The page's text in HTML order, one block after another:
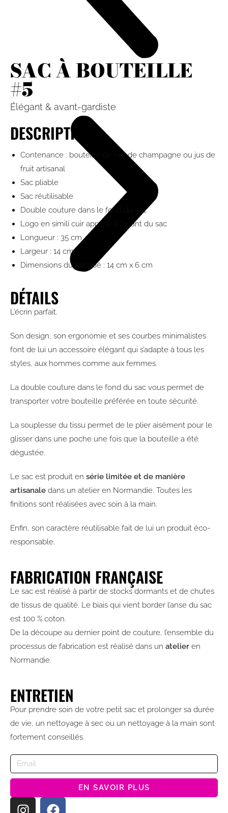
SAC À BOUTEILLE
#5
Élégant & avant-gardiste
DESCRIPTION
Contenance : bouteille de vin, de champagne ou jus de
fruit artisanal
Sac pliable
Sac réutilisable
Double couture dans le fond du sac
Logo en simili cuir apposé à l’avant du sac
Longueur : 35 cm
Largeur : 14 cm
Dimensions du sac plié : 14 cm x 6 cm
DÉTAILS
L’écrin parfait.
Son design, son ergonomie et ses courbes minimalistes
font de lui un accessoire élégant qui s’adapte à tous les
styles, aux hommes comme aux femmes.
La double couture dans le fond du sac vous permet de
transporter votre bouteille préférée en toute sécurité.
La souplesse du tissu permet de le plier aisément pour le
glisser dans une poche une fois que la bouteille a été
dégustée.
Le sac est produit en série limitée et de manière
artisanale dans un atelier en Normandie. Toutes les
finitions sont réalisées avec soin à la main.
Enfin, son caractère réutilisable fait de lui un produit éco-
responsable.
FABRICATION FRANÇAISE
Le sac est réalisé à partir de stocks dormants et de chutes
de tissus de qualité. Le biais qui vient border l’anse du sac
est 100 % coton.
De la découpe au dernier point de couture, l’ensemble du
processus de fabrication est réalisé dans un atelier en
Normandie.
ENTRETIEN
Pour prendre soin de votre petit sac et prolonger sa durée
de vie, un nettoyage à sec ou un nettoyage à la main sont
fortement conseillés.
EN SAVOIR PLUS